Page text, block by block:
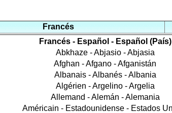
Francés
Francés - Español - Español (País)
Abkhaze - Abjasio - Abjasia
Afghan - Afgano - Afganistán
Albanais - Albanés - Albania
Algérien - Argelino - Argelia
Allemand - Alemán - Alemania
Américain - Estadounidense - Estados